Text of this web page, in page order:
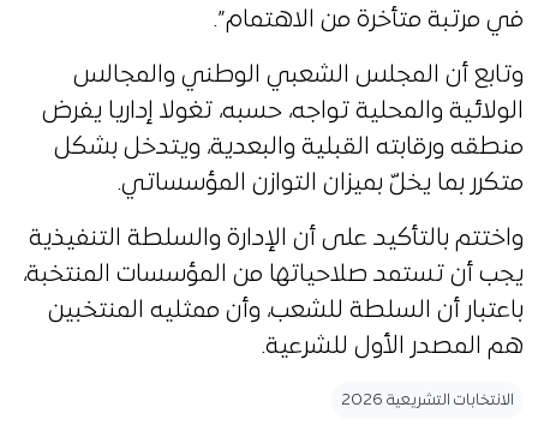
في مرتبة متأخرة من الاهتمام”.
وتابع أن المجلس الشعبي الوطني والمجالس
الولائية والمحلية تواجه، حسبه، تغولا إداريا يفرض
منطقه ورقابته القبلية والبعدية، ويتدخل بشكل
متكرر بما يخلّ بميزان التوازن المؤسساتي.
واختتم بالتأكيد على أن الإدارة والسلطة التنفيذية
يجب أن تستمد صلاحياتها من المؤسسات المنتخبة،
باعتبار أن السلطة للشعب، وأن ممثليه المنتخبين
هم المصدر الأول للشرعية.
الانتخابات التشريعية 2026